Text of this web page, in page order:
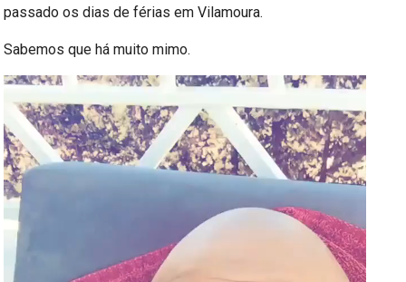
passado os dias de férias em Vilamoura.
Sabemos que há muito mimo.
Reprodutor
de
vídeo